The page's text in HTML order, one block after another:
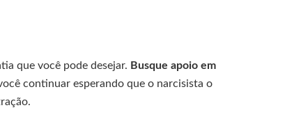
que você pode desejar. Busque apoio em
continuar esperando que o narcisista o